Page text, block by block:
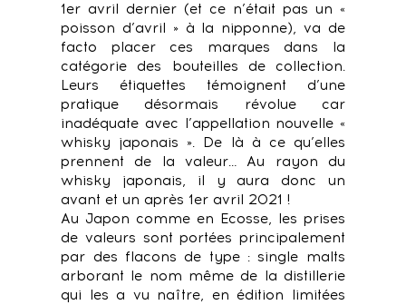
1er avril dernier (et ce n’était pas un «
poisson d’avril » à la nipponne), va de
facto placer ces marques dans la
catégorie des bouteilles de collection.
Leurs étiquettes témoignent d’une
pratique désormais révolue car
inadéquate avec l’appellation nouvelle «
whisky japonais ». De là à ce qu’elles
prennent de la valeur… Au rayon du
whisky japonais, il y aura donc un
avant et un après 1er avril 2021 !
Au Japon comme en Ecosse, les prises
de valeurs sont portées principalement
par des flacons de type : single malts
arborant le nom même de la distillerie
qui les a vu naître, en édition limitées